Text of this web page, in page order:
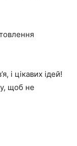
і цікавих ідей!
щоб не